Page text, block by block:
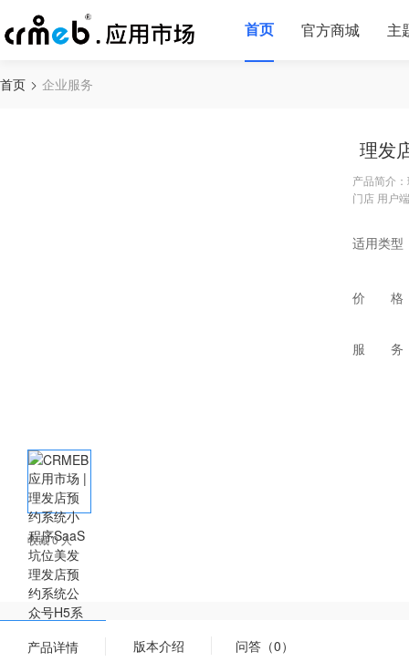
首页 官方商城 主
首页 企业服务
收藏 0 人
理发
产品简介
门店 用户
适用类型
价 格
服 务
产品详情 版本介绍 问答（0）